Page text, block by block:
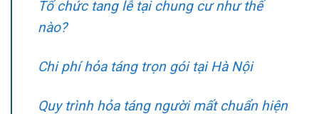
Tổ chức tang lễ tại chung cư như thế
nào?
Chi phí hỏa táng trọn gói tại Hà Nội
Quy trình hỏa táng người mất chuẩn hiện